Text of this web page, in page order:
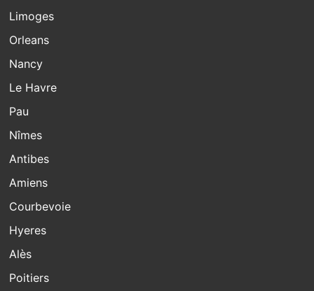
Limoges
Orleans
Nancy
Le Havre
Pau
Nîmes
Antibes
Amiens
Courbevoie
Hyeres
Alès
Poitiers